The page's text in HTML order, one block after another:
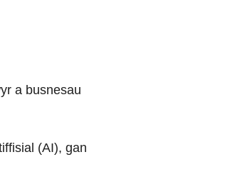
a busnesau
(AI), gan